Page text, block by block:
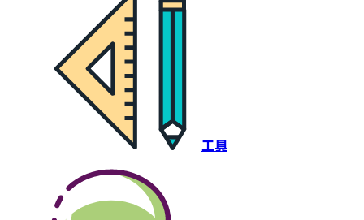
工具